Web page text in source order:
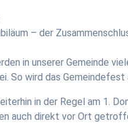
– der
in unserer Gemeinde
So wird das
in der Regel am 1.
auch direkt vor Ort